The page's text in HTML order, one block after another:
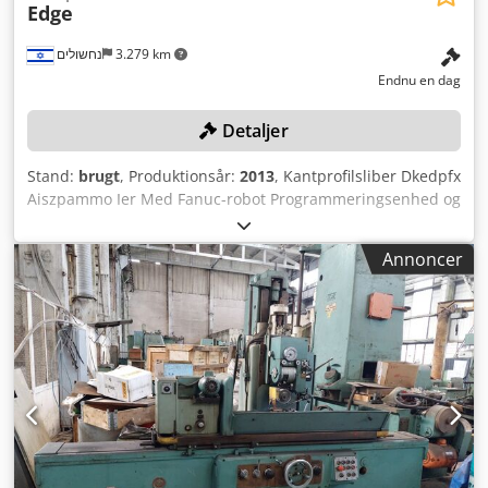
נחשולים 3.279 km
Edge
Endnu en dag
Detaljer
Stand: brugt, Produktionsår: 2013, Kantprofilsliber Dkedpfx
Aiszpammo Ier Med Fanuc-robot Programmeringsenhed og
styring Tilbudsgivere skal downloade det dokument, som
sælger kræver, fra linket nedenfor. For salg i Israel skal
tilbudsgivere kun udfylde afsnit 1. For eksportsalg skal
tilbudsgivere udfylde og returnere afsnit 1 og 2. Bemærk
venligst de instruktioner, der vedrører afmontering, som er
angivet i beskrivelsen, og som udgør en del af
salgsbetingelserne.
Annoncer